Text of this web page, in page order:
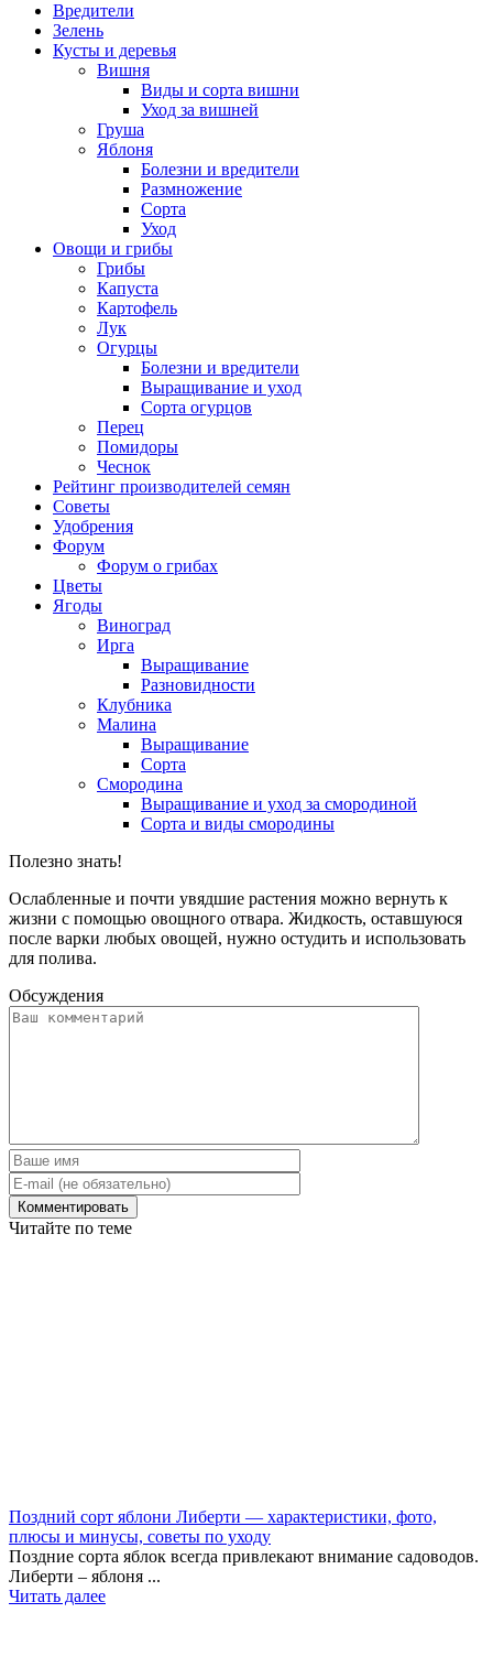
Вредители
Зелень
Кусты и деревья
Вишня
Виды и сорта вишни
Уход за вишней
Груша
Яблоня
Болезни и вредители
Размножение
Сорта
Уход
Овощи и грибы
Грибы
Капуста
Картофель
Лук
Огурцы
Болезни и вредители
Выращивание и уход
Сорта огурцов
Перец
Помидоры
Чеснок
Рейтинг производителей семян
Советы
Удобрения
Форум
Форум о грибах
Цветы
Ягоды
Виноград
Ирга
Выращивание
Разновидности
Клубника
Малина
Выращивание
Сорта
Смородина
Выращивание и уход за смородиной
Сорта и виды смородины
Полезно знать!
Ослабленные и почти увядшие растения можно вернуть к
жизни с помощью овощного отвара. Жидкость, оставшуюся
после варки любых овощей, нужно остудить и использовать
для полива.
Обсуждения
Читайте по теме
Поздний сорт яблони Либерти — характеристики, фото,
плюсы и минусы, советы по уходу
Поздние сорта яблок всегда привлекают внимание садоводов.
Либерти – яблоня ...
Читать далее